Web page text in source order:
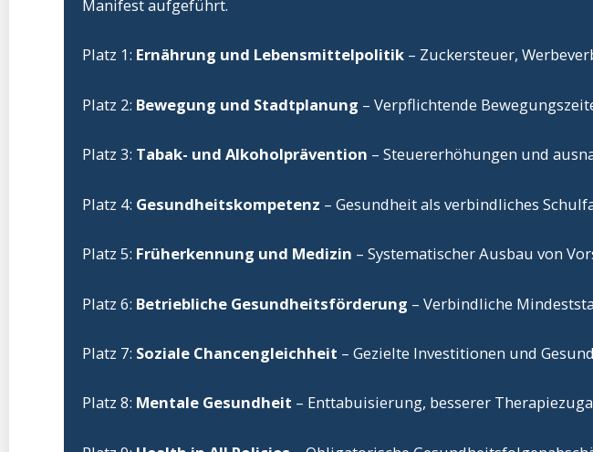
Manifest aufgeführt.
Platz 1: Ernährung und Lebensmittelpolitik – Zuckersteuer,
Platz 2: Bewegung und Stadtplanung – Verpflichtende
Platz 3: Tabak- und Alkoholprävention – Steuererhöhungen und
Platz 4: Gesundheitskompetenz – Gesundheit als verbindliches
Platz 5: Früherkennung und Medizin – Systematischer Ausbau von
Platz 6: Betriebliche Gesundheitsförderung – Verbindliche
Platz 7: Soziale Chancengleichheit – Gezielte Investitionen und
Platz 8: Mentale Gesundheit – Enttabuisierung, besserer